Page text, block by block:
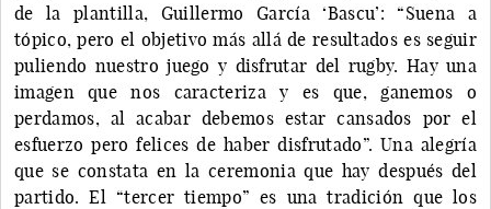
de la plantilla, Guillermo García ‘Bascu’: “Suena a
tópico, pero el objetivo más allá de resultados es seguir
puliendo nuestro juego y disfrutar del rugby. Hay una
imagen que nos caracteriza y es que, ganemos o
perdamos, al acabar debemos estar cansados por el
esfuerzo pero felices de haber disfrutado”. Una alegría
que se constata en la ceremonia que hay después del
partido. El “tercer tiempo” es una tradición que los